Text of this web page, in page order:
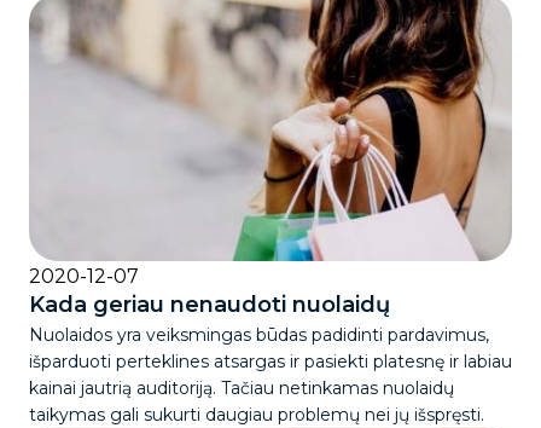
2020-12-07
Kada geriau nenaudoti nuolaidų
Nuolaidos yra veiksmingas būdas padidinti pardavimus,
išparduoti perteklines atsargas ir pasiekti platesnę ir labiau
kainai jautrią auditoriją. Tačiau netinkamas nuolaidų
taikymas gali sukurti daugiau problemų nei jų išspręsti.